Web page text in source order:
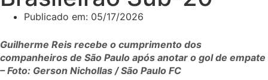
Publicado em: 05/17/2026
Guilherme Reis recebe o cumprimento dos
companheiros de São Paulo após anotar o gol de empate
– Foto: Gerson Nichollas / São Paulo FC